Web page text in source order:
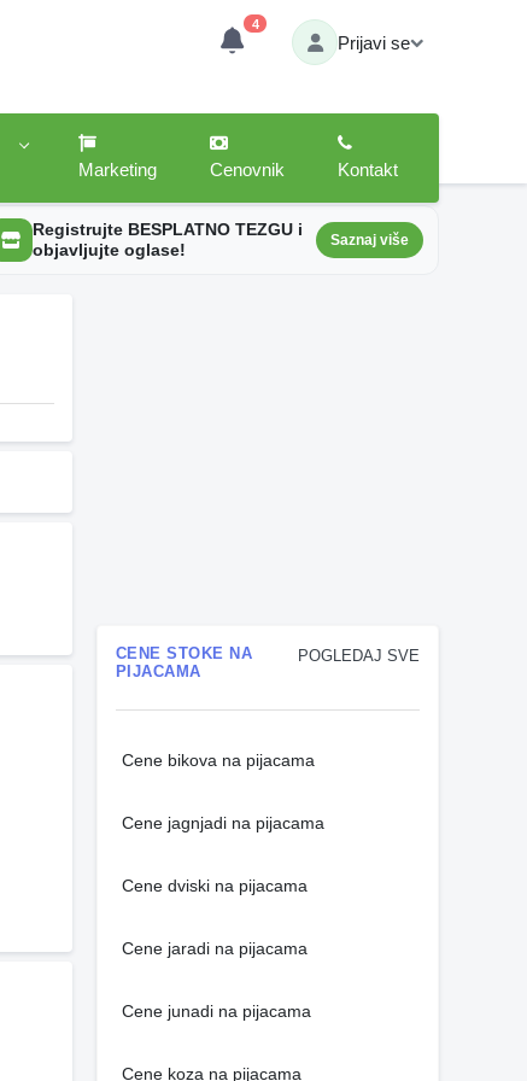
4
Prijavi se
Marketing
Cenovnik Kontakt
Registrujte BESPLATNO TEZGU i
objavljujte oglase!
Saznaj više
POGLEDAJ SVE
CENE STOKE NA
PIJACAMA
Cene bikova na pijacama
Cene jagnjadi na pijacama
Cene dviski na pijacama
Cene jaradi na pijacama
Cene junadi na pijacama
Cene koza na pijacama